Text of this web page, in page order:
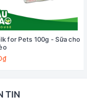
for Pets 100g - Sữa cho
TIN